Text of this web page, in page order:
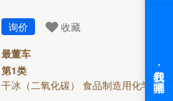
询价
收藏
最董车
第1类
干冰（二氧化碳） 食品制造用化学